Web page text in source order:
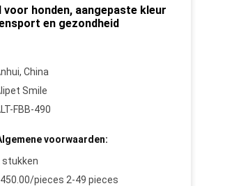
voor honden, aangepaste kleur
en gezondheid
China
Smile
FBB-490
voorwaarden:
stukken
pieces 2-49 pieces